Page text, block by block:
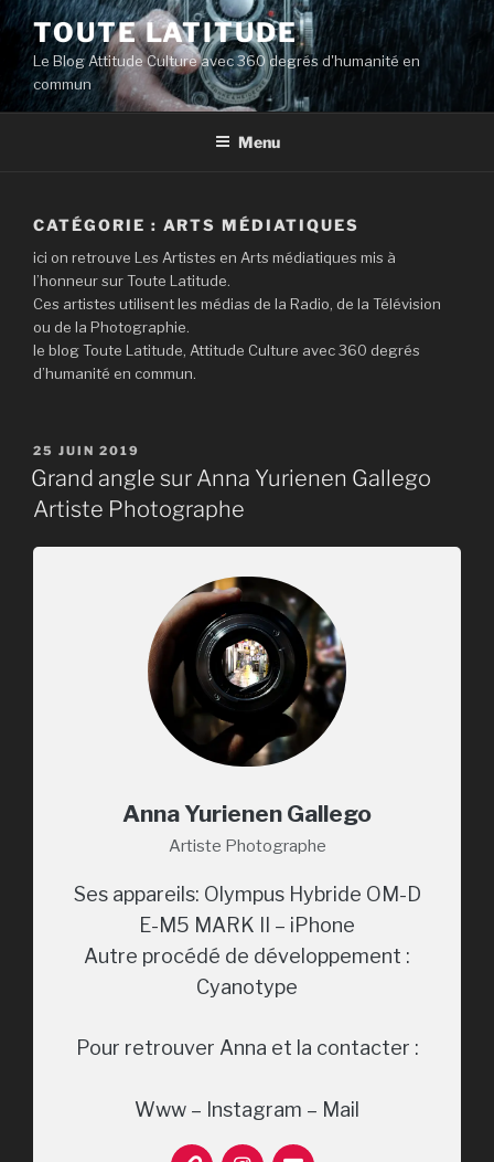
Aller
contenu
principal
TOUTE LATITUDE
Le Blog Attitude Culture avec 360 degrés d'humanité en
commun
Menu
CATÉGORIE : ARTS MÉDIATIQUES
ici on retrouve Les Artistes en Arts médiatiques mis à
l’honneur sur Toute Latitude.
Ces artistes utilisent les médias de la Radio, de la Télévision
ou de la Photographie.
le blog Toute Latitude, Attitude Culture avec 360 degrés
d’humanité en commun.
PUBLIÉ
LE
25 JUIN 2019
Grand angle sur Anna Yurienen Gallego
Artiste Photographe
Anna Yurienen Gallego
Artiste Photographe
Ses appareils: Olympus Hybride OM-D
E-M5 MARK II – iPhone
Autre procédé de développement :
Cyanotype
Pour retrouver Anna et la contacter :
Www – Instagram – Mail